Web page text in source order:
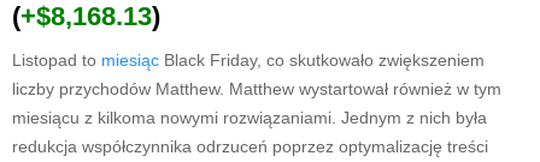
(+$8,168.13)
Listopad to miesiąc Black Friday, co skutkowało zwiększeniem
liczby przychodów Matthew. Matthew wystartował również w tym
miesiącu z kilkoma nowymi rozwiązaniami. Jednym z nich była
redukcja współczynnika odrzuceń poprzez optymalizację treści